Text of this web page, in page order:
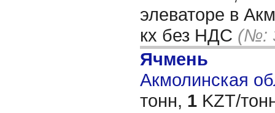
элеваторе в
кх без НДС (№:
Ячмень
Акмолинская
тонн, 1 KZT/